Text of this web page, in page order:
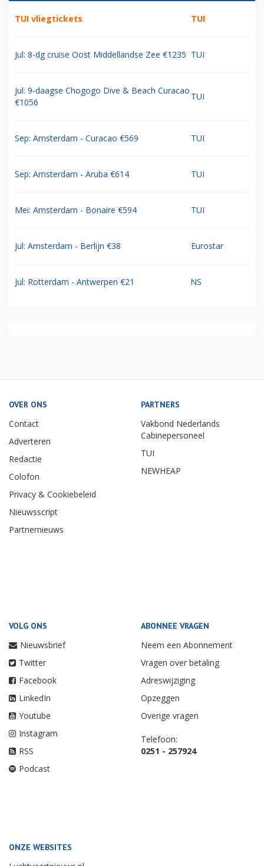
TUI vliegtickets TUI
Jul: 8-dg cruise Oost Middellandse Zee €1235 TUI
Jul: 9-daagse Chogogo Dive & Beach Curacao
€1056
TUI
Sep: Amsterdam - Curacao €569 TUI
Sep: Amsterdam - Aruba €614 TUI
Mei: Amsterdam - Bonaire €594 TUI
Jul: Amsterdam - Berlijn €38 Eurostar
Jul: Rotterdam - Antwerpen €21 NS
OVER ONS
Contact
Adverteren
Redactie
Colofon
Privacy & Cookiebeleid
Nieuwsscript
Partnernieuws
PARTNERS
Vakbond Nederlands
Cabinepersoneel
TUI
NEWHEAP
VOLG ONS
Nieuwsbrief
Twitter
Facebook
LinkedIn
Youtube
Instagram
RSS
Podcast
ABONNEE VRAGEN
Neem een Abonnement
Vragen over betaling
Adreswijziging
Opzeggen
Overige vragen
Telefoon:
0251 - 257924
ONZE WEBSITES